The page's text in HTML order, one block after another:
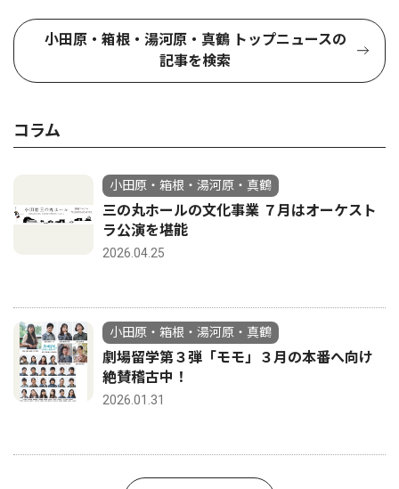
小田原・箱根・湯河原・真鶴 トップニュースの
記事を検索
コラム
小田原・箱根・湯河原・真鶴
三の丸ホールの文化事業 ７月はオーケスト
ラ公演を堪能
2026.04.25
小田原・箱根・湯河原・真鶴
劇場留学第３弾「モモ」３月の本番へ向け
絶賛稽古中！
2026.01.31